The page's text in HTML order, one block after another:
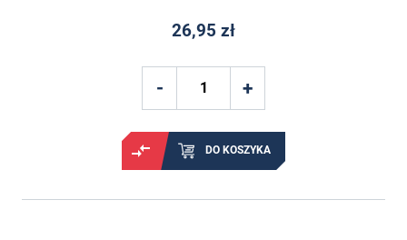
26,95 zł
DO KOSZYKA